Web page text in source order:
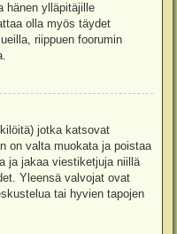
hänen ylläpitäjille
olla myös täydet
riippuen foorumin
jotka katsovat
on valta muokata ja poistaa
ja jakaa viestiketjuja niillä
Yleensä valvojat ovat
tai hyvien tapojen